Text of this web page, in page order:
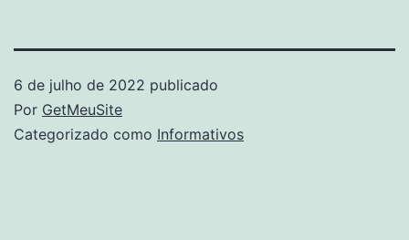
6 de julho de 2022 publicado
Por GetMeuSite
Categorizado como Informativos